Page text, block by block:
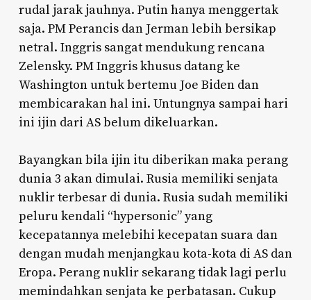
rudal jarak jauhnya. Putin hanya menggertak
saja. PM Perancis dan Jerman lebih bersikap
netral. Inggris sangat mendukung rencana
Zelensky. PM Inggris khusus datang ke
Washington untuk bertemu Joe Biden dan
membicarakan hal ini. Untungnya sampai hari
ini ijin dari AS belum dikeluarkan.
Bayangkan bila ijin itu diberikan maka perang
dunia 3 akan dimulai. Rusia memiliki senjata
nuklir terbesar di dunia. Rusia sudah memiliki
peluru kendali “hypersonic” yang
kecepatannya melebihi kecepatan suara dan
dengan mudah menjangkau kota-kota di AS dan
Eropa. Perang nuklir sekarang tidak lagi perlu
memindahkan senjata ke perbatasan. Cukup